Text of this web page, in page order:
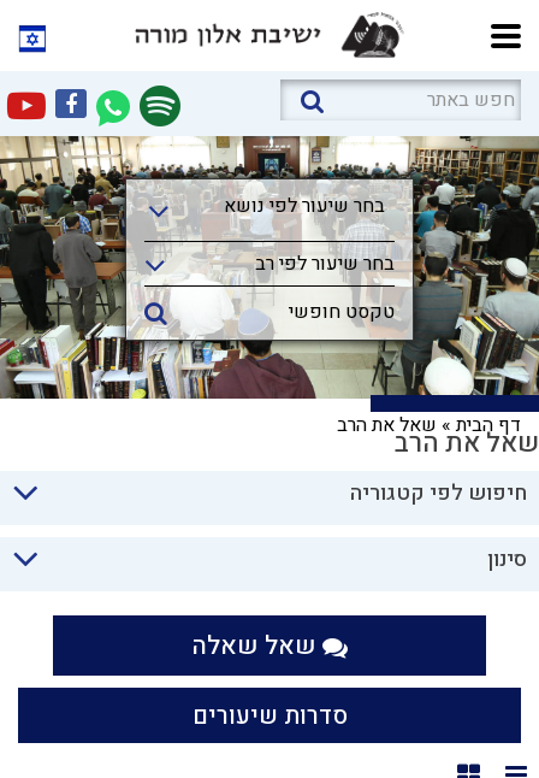
בחר שיעור לפי נושא
בחר שיעור לפי נושא
בחר שיעור לפי רב
דף הבית» שאל את הרבשאל את הרב
חיפוש לפי קטגוריה
סינון
שאל שאלה
סדרות שיעורים